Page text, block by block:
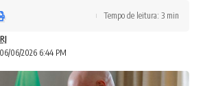
06/2026 6:44 PM
Tempo de leitura: 3 min